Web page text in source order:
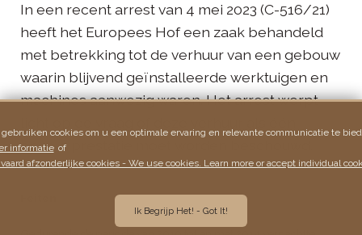
In een recent arrest van 4 mei 2023 (C-516/21)
heeft het Europees Hof een zaak behandeld
met betrekking tot de verhuur van een gebouw
waarin blijvend geïnstalleerde werktuigen en
machines aanwezig waren. Het arrest werpt
enkele prestatie moet worden beschouwd.
cookies om u een optimale ervaring en relevante communicatie te
informatie of
afzonderlijke cookies - We use cookies. Learn more or accept individual
Ik Begrijp Het! - Got It!